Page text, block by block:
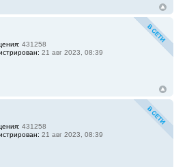
431258
21 авг 2023, 08:39
431258
21 авг 2023, 08:39